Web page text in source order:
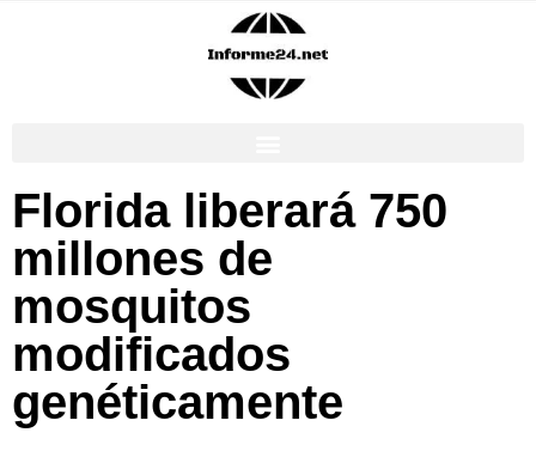
Florida liberará 750
millones de
mosquitos
modificados
genéticamente